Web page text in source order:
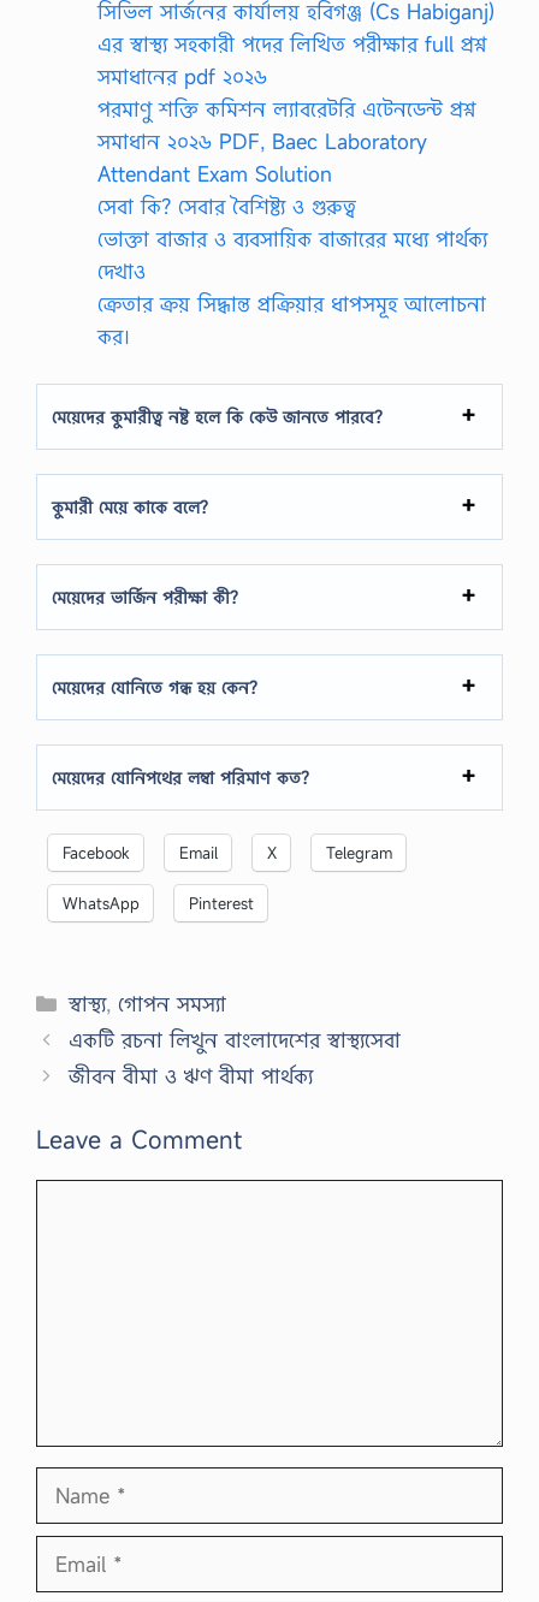
i
.
A
সিভিল সার্জনের কার্যালয় হবিগঞ্জ (Cs Habiganj)
এর স্বাস্থ্য সহকারী পদের লিখিত পরীক্ষার full প্রশ্ন
সমাধানের pdf ২০২৬
পরমাণু শক্তি কমিশন ল্যাবরেটরি এটেনডেন্ট প্রশ্ন
সমাধান ২০২৬ PDF, Baec Laboratory
Attendant Exam Solution
সেবা কি? সেবার বৈশিষ্ট্য ও গুরুত্ব
ভোক্তা বাজার ও ব্যবসায়িক বাজারের মধ্যে পার্থক্য
দেখাও
ক্রেতার ক্রয় সিদ্ধান্ত প্রক্রিয়ার ধাপসমূহ আলোচনা
কর।
মেয়েদের কুমারীত্ব নষ্ট হলে কি কেউ জানতে পারবে?
কুমারী মেয়ে কাকে বলে?
মেয়েদের ভার্জিন পরীক্ষা কী?
মেয়েদের যোনিতে গন্ধ হয় কেন?
মেয়েদের যোনিপথের লম্বা পরিমাণ কত?
Facebook Email X Telegram
WhatsApp Pinterest
Categories
স্বাস্থ্য, গোপন সমস্যা
একটি রচনা লিখুন বাংলাদেশের স্বাস্থ্যসেবা
জীবন বীমা ও ঋণ বীমা পার্থক্য
Leave a Comment
Name
Email